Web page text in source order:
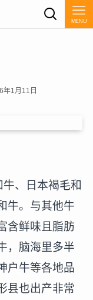
MENU
年1月11日
牛、日本褐毛和
牛。与其他牛
含鲜味且脂肪
，脑海里多半
户牛等各地品
县也出产非常